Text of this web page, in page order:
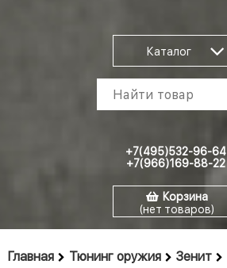
Каталог
+7(495)532-96-64
+7(966)169-88-22
Корзина
(нет товаров)
Главная Тюнинг оружия Зенит